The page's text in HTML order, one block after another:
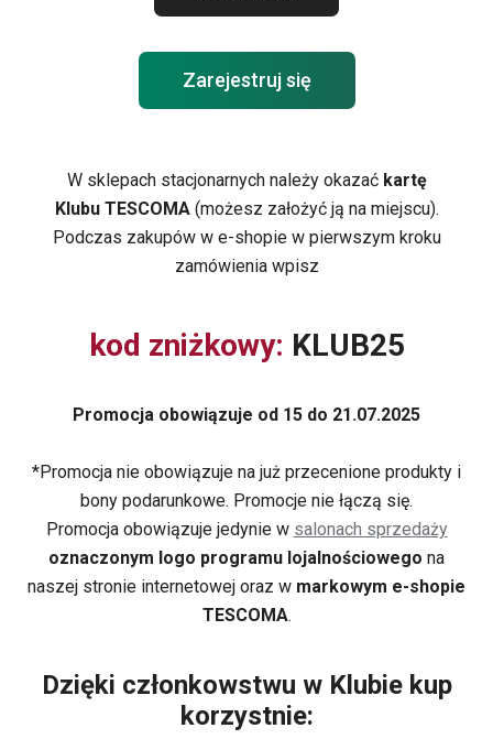
Zarejestruj się
W sklepach stacjonarnych należy okazać kartę
Klubu TESCOMA(możesz założyć ją na miejscu).
Podczas zakupów w e-shopie w pierwszym kroku
zamówienia wpisz
kod zniżkowy: KLUB25
Promocja obowiązuje od 15 do 21.07.2025
*Promocja nie obowiązuje na już przecenione produkty i
bony podarunkowe. Promocje nie łączą się.
Promocja obowiązuje jedynie w salonach sprzedaży
oznaczonym logo programu lojalnościowego na
naszej stronie internetowej oraz w markowym e-shopie
TESCOMA.
Dzięki członkowstwu w Klubie kup
korzystnie: